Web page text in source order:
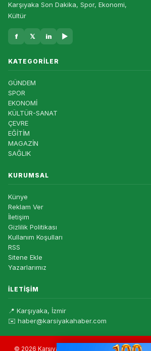
Karşıyaka Son Dakika, Spor, Ekonomi,
Kültür
f 𝕏 in ▶
KATEGORILER
GÜNDEM
SPOR
EKONOMİ
KÜLTÜR-SANAT
ÇEVRE
EĞİTİM
MAGAZİN
SAĞLIK
KURUMSAL
Künye
Reklam Ver
İletişim
Gizlilik Politikası
Kullanım Koşulları
RSS
Sitene Ekle
Yazarlarımız
İLETIŞIM
📍 Karşıyaka, İzmir
✉️ haber@karsiyakahaber.com
© 2026 Karşıyaka Haber — Tüm hakları